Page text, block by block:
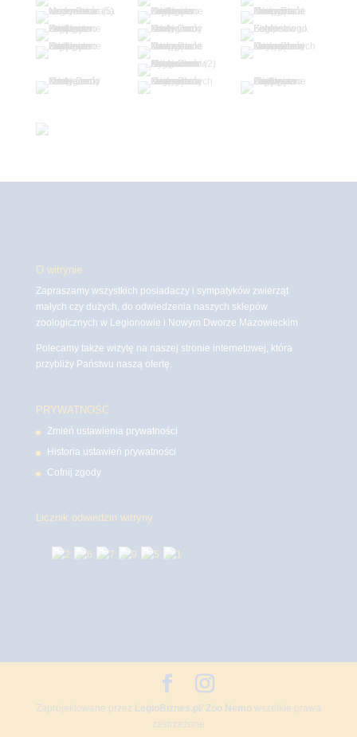
O witrynie
Zapraszamy wszystkich posiadaczy i sympatyków zwierząt
małych czy dużych, do odwiedzenia naszych sklepów
zoologicznych w Legionowie i Nowym Dworze Mazowieckim
Polecamy także wizytę na naszej stronie internetowej, która
przybliży Państwu naszą ofertę.
PRYWATNOŚĆ
Zmień ustawienia prywatności
Historia ustawień prywatności
Cofnij zgody
Licznik odwiedzin witryny
Zaprojektowane przez LegioBiznes.pl/ Zoo Nemowszelkie prawa
zastrzeżone